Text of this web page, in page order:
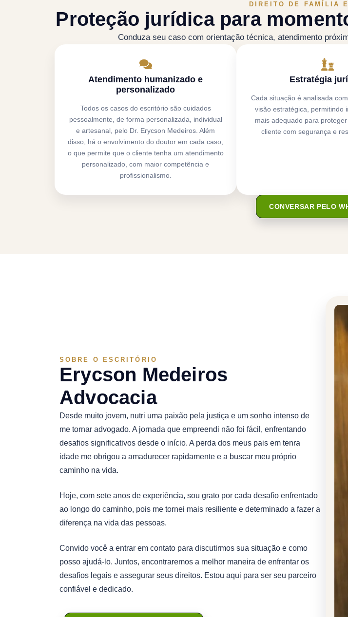
DIREITO DE FAMÍLIA
Proteção jurídica para
Conduza seu caso com orientação técnica, atendimento
Atendimento humanizado e
personalizado
Todos os casos do escritório são cuidados
pessoalmente, de forma personalizada, individual
e artesanal, pelo Dr. Erycson Medeiros. Além
disso, há o envolvimento do doutor em cada caso,
o que permite que o cliente tenha um atendimento
personalizado, com maior competência e
profissionalismo.
Estratégia
Cada situação é analisada
visão estratégica, permitindo
mais adequado para
cliente com segurança e
CONVERSAR PELO
SOBRE O ESCRITÓRIO
Erycson Medeiros
Advocacia
Desde muito jovem, nutri uma paixão pela justiça e um sonho intenso de
me tornar advogado. A jornada que empreendi não foi fácil, enfrentando
desafios significativos desde o início. A perda dos meus pais em tenra
idade me obrigou a amadurecer rapidamente e a buscar meu próprio
caminho na vida.
Hoje, com sete anos de experiência, sou grato por cada desafio enfrentado
ao longo do caminho, pois me tornei mais resiliente e determinado a fazer a
diferença na vida das pessoas.
Convido você a entrar em contato para discutirmos sua situação e como
posso ajudá-lo. Juntos, encontraremos a melhor maneira de enfrentar os
desafios legais e assegurar seus direitos. Estou aqui para ser seu parceiro
confiável e dedicado.